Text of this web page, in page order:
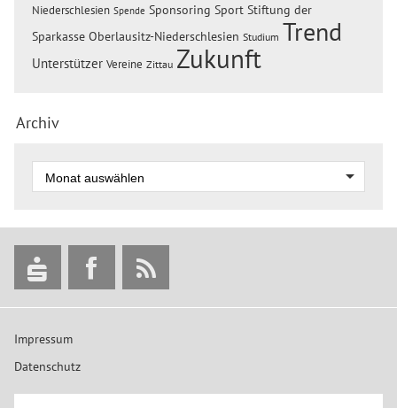
Niederschlesien Spende Sponsoring Sport Stiftung der
Sparkasse Oberlausitz-Niederschlesien Studium Trend
Unterstützer Vereine Zittau Zukunft
Archiv
Impressum
Datenschutz